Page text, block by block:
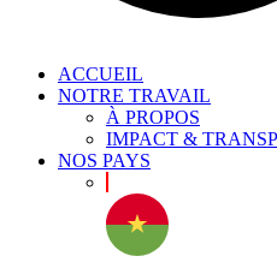
ACCUEIL
NOTRE TRAVAIL
À PROPOS
IMPACT &
NOS PAYS